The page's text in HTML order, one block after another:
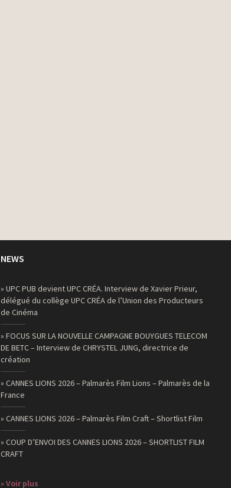
NEWS
» UPC PUB devient UPC CRÉA. Interview de Xavier Prieur,
délégué du collège UPC CRÉA de l’Union des Producteurs
de Cinéma
» FOCUS SUR LA NOUVELLE CAMPAGNE BOUYGUES TELECOM
DE BETC – Interview de CHRYSTEL JUNG, directrice de
création
» CANNES LIONS 2026 – Palmarès Film Lions – Palmarès de la
France
» CANNES LIONS 2026 – Palmarès Film Craft – Shortlist Film
» COUP D’ENVOI DES CANNES LIONS 2026 – SHORTLIST FILM
CRAFT
» Voir plus